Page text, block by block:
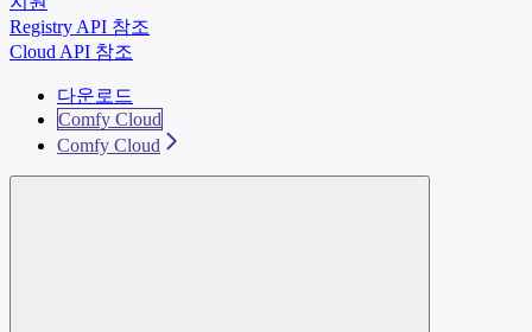
Registry API 참조
Cloud API 참조
다운로드
Comfy Cloud
Comfy Cloud